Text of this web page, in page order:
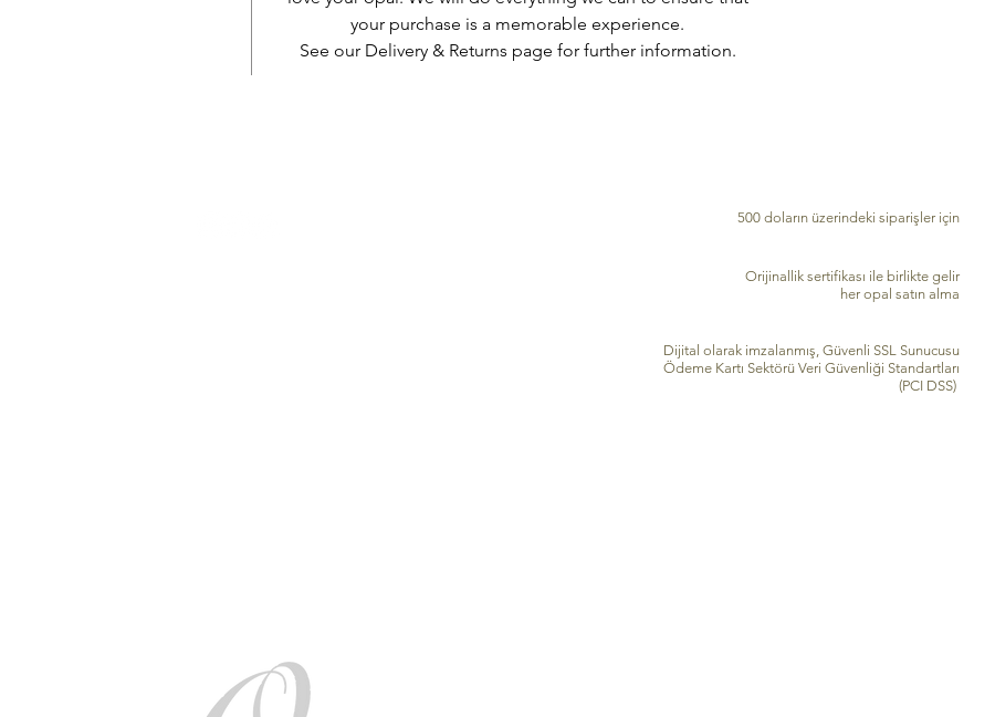
your purchase is a memorable experience.
See our Delivery & Returns page for further information.
500 doların üzerindeki siparişler için
Orijinallik sertifikası ile birlikte gelir
her opal satın alma
Dijital olarak imzalanmış, Güvenli SSL Sunucusu
Ödeme Kartı Sektörü Veri Güvenliği Standartları
(PCI DSS)